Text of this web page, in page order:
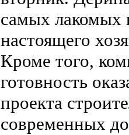
самых лакомых
настоящего
Кроме того,
готовность
проекта
современных